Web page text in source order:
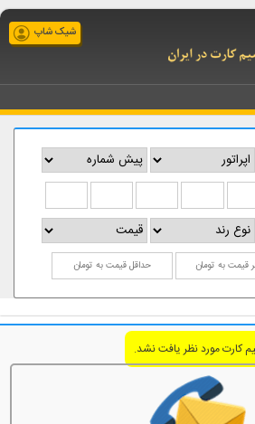
شیک شاپ
کارت مورد نظر یافت نشد.